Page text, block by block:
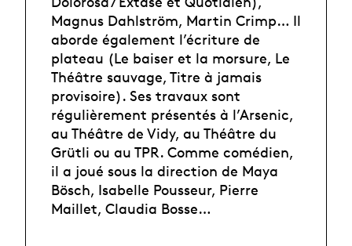
Magnus Dahlström, Martin Crimp… Il
aborde également l’écriture de
plateau (Le baiser et la morsure, Le
Théâtre sauvage, Titre à jamais
provisoire). Ses travaux sont
régulièrement présentés à l’Arsenic,
au Théâtre de Vidy, au Théâtre du
Grütli ou au TPR. Comme comédien,
il a joué sous la direction de Maya
Bösch, Isabelle Pousseur, Pierre
Maillet, Claudia Bosse…